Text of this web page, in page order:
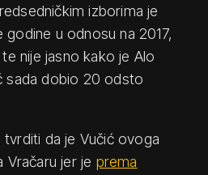
izborima je
godine u odnosu na 2017,
nije jasno kako je Alo
sada dobio 20 odsto
da je Vučić ovoga
Vračaru jer je prema